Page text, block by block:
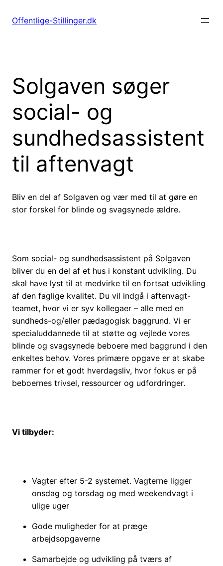
Offentlige-Stillinger.dk
Solgaven søger
social- og
sundhedsassistent
til aftenvagt
Bliv en del af Solgaven og vær med til at gøre en
stor forskel for blinde og svagsynede ældre.
Som social- og sundhedsassistent på Solgaven
bliver du en del af et hus i konstant udvikling. Du
skal have lyst til at medvirke til en fortsat udvikling
af den faglige kvalitet. Du vil indgå i aftenvagt-
teamet, hvor vi er syv kollegaer – alle med en
sundheds-og/eller pædagogisk baggrund. Vi er
specialuddannede til at støtte og vejlede vores
blinde og svagsynede beboere med baggrund i den
enkeltes behov. Vores primære opgave er at skabe
rammer for et godt hverdagsliv, hvor fokus er på
beboernes trivsel, ressourcer og udfordringer.
Vi tilbyder:
Vagter efter 5-2 systemet. Vagterne ligger
onsdag og torsdag og med weekendvagt i
ulige uger
Gode muligheder for at præge
arbejdsopgaverne
Samarbejde og udvikling på tværs af